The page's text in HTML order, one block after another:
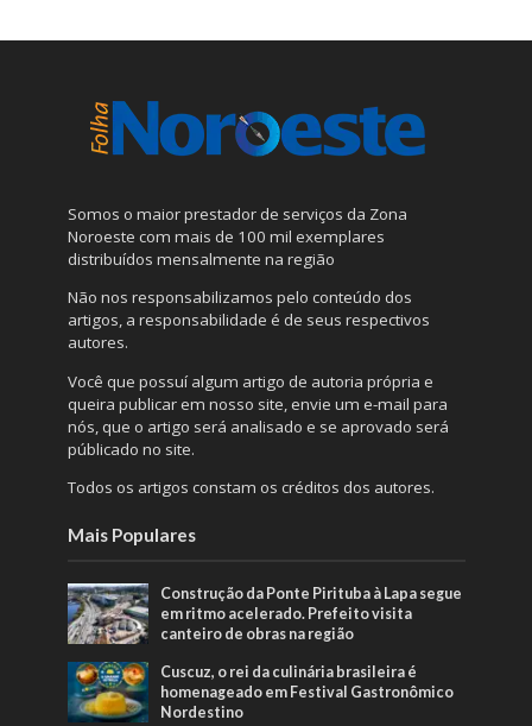
Somos o maior prestador de serviços da Zona
Noroeste com mais de 100 mil exemplares
distribuídos mensalmente na região
Não nos responsabilizamos pelo conteúdo dos
artigos, a responsabilidade é de seus respectivos
autores.
Você que possuí algum artigo de autoria própria e
queira publicar em nosso site, envie um e-mail para
nós, que o artigo será analisado e se aprovado será
públicado no site.
Todos os artigos constam os créditos dos autores.
Mais Populares
Construção da Ponte Pirituba à Lapa segue
em ritmo acelerado. Prefeito visita
canteiro de obras na região
Cuscuz, o rei da culinária brasileira é
homenageado em Festival Gastronômico
Nordestino